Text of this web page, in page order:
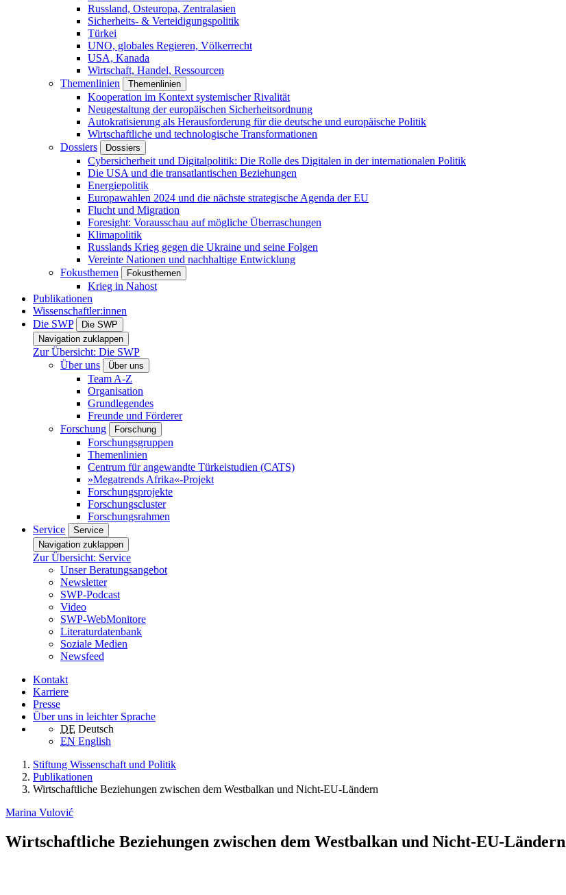
Russland, Osteuropa, Zentralasien
Sicherheits- & Verteidigungspolitik
Türkei
UNO, globales Regieren, Völkerrecht
USA, Kanada
Wirtschaft, Handel, Ressourcen
Themenlinien
Themenlinien
Kooperation im Kontext systemischer Rivalität
Neugestaltung der europäischen Sicherheitsordnung
Autokratisierung als Herausforderung für die deutsche und europäische Politik
Wirtschaftliche und technologische Transformationen
Dossiers
Dossiers
Cybersicherheit und Digitalpolitik: Die Rolle des Digitalen in der internationalen Politik
Die USA und die transatlantischen Beziehungen
Energiepolitik
Europawahlen 2024 und die nächste strategische Agenda der EU
Flucht und Migration
Foresight: Vorausschau auf mögliche Überraschungen
Klimapolitik
Russlands Krieg gegen die Ukraine und seine Folgen
Vereinte Nationen und nachhaltige Entwicklung
Fokusthemen
Fokusthemen
Krieg in Nahost
Publikationen
Wissenschaftler:innen
Die SWP
Die SWP
Navigation zuklappen
Zur Übersicht: Die SWP
Über uns
Über uns
Team A-Z
Organisation
Grundlegendes
Freunde und Förderer
Forschung
Forschung
Forschungsgruppen
Themenlinien
Centrum für angewandte Türkeistudien (CATS)
»Megatrends Afrika«-Projekt
Forschungsprojekte
Forschungscluster
Forschungsrahmen
Service
Service
Navigation zuklappen
Zur Übersicht: Service
Unser Beratungsangebot
Newsletter
SWP-Podcast
Video
SWP-WebMonitore
Literaturdatenbank
Soziale Medien
Newsfeed
Kontakt
Karriere
Presse
Über uns in leichter Sprache
DE Deutsch
EN English
Stiftung Wissenschaft und Politik
Publikationen
Wirtschaftliche Beziehungen zwischen dem Westbalkan und Nicht-EU-Ländern
Marina Vulović
Wirtschaftliche Beziehungen zwischen dem Westbalkan und Nicht-EU-Ländern